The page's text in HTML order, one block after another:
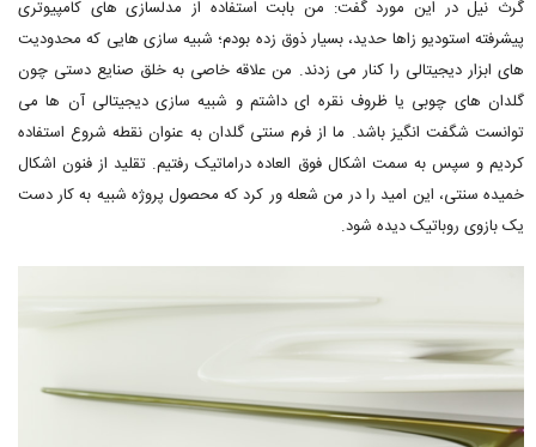
گرث نیل در این مورد گفت: من بابت استفاده از مدلسازی های کامپیوتری
پیشرفته استودیو زاها حدید، بسیار ذوق زده بودم؛ شبیه سازی هایی که محدودیت
های ابزار دیجیتالی را کنار می زدند. من علاقه خاصی به خلق صنایع دستی چون
گلدان های چوبی یا ظروف نقره ای داشتم و شبیه سازی دیجیتالی آن ها می
توانست شگفت انگیز باشد. ما از فرم سنتی گلدان به عنوان نقطه شروع استفاده
کردیم و سپس به سمت اشکال فوق العاده دراماتیک رفتیم. تقلید از فنون اشکال
خمیده سنتی، این امید را در من شعله ور کرد که محصول پروژه شبیه به کار دست
یک بازوی روباتیک دیده شود.